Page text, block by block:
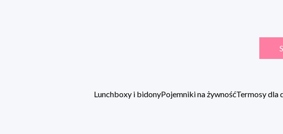
Lunchboxy i bidonyPojemniki na żywnośćTermosy dla